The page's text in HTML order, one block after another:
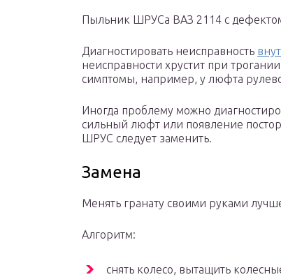
Пыльник ШРУСа ВАЗ 2114 с
Диагностировать неисправность
неисправности хрустит при
симптомы, например, у люфта
Иногда проблему можно
сильный люфт или появление
ШРУС следует заменить.
Замена
Менять гранату своими руками
Алгоритм:
снять колесо, вытащить